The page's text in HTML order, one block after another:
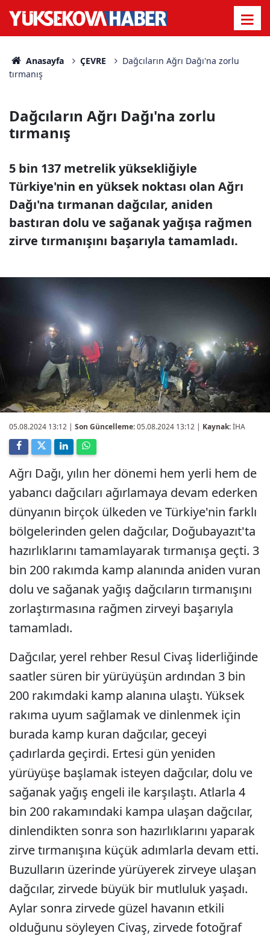
Anasayfa ÇEVRE
Dağcıların Ağrı Dağı'na zorlu
tırmanış
Dağcıların Ağrı Dağı'na zorlu
tırmanış
5 bin 137 metrelik yüksekliğiyle
Türkiye'nin en yüksek noktası olan Ağrı
Dağı'na tırmanan dağcılar, aniden
bastıran dolu ve sağanak yağışa rağmen
zirve tırmanışını başarıyla tamamladı.
05.08.2024 13:12 | Son Güncelleme:05.08.2024 13:12 | Kaynak:İHA
Ağrı Dağı, yılın her dönemi hem yerli hem de
yabancı dağcıları ağırlamaya devam ederken
dünyanın birçok ülkeden ve Türkiye'nin farklı
bölgelerinden gelen dağcılar, Doğubayazıt'ta
hazırlıklarını tamamlayarak tırmanışa geçti. 3
bin 200 rakımda kamp alanında aniden vuran
dolu ve sağanak yağış dağcıların tırmanışını
zorlaştırmasına rağmen zirveyi başarıyla
tamamladı.
Dağcılar, yerel rehber Resul Civaş liderliğinde
saatler süren bir yürüyüşün ardından 3 bin
200 rakımdaki kamp alanına ulaştı. Yüksek
rakıma uyum sağlamak ve dinlenmek için
burada kamp kuran dağcılar, geceyi
çadırlarda geçirdi. Ertesi gün yeniden
yürüyüşe başlamak isteyen dağcılar, dolu ve
sağanak yağış engeli ile karşılaştı. Atlarla 4
bin 200 rakamındaki kampa ulaşan dağcılar,
dinlendikten sonra son hazırlıklarını yaparak
zirve tırmanışına küçük adımlarla devam etti.
Buzulların üzerinde yürüyerek zirveye ulaşan
dağcılar, zirvede büyük bir mutluluk yaşadı.
Aylar sonra zirvede güzel havanın etkili
olduğunu söyleyen Civaş, zirvede fotoğraf